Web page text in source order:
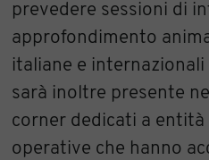
prevedere sessioni di
approfondimento
italiane e
sarà inoltre presente
corner dedicati a
operative che hanno